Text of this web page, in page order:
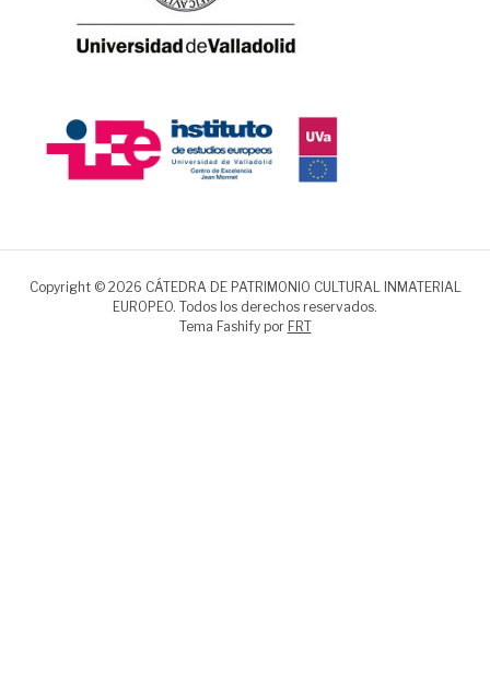
Copyright © 2026 CÁTEDRA DE PATRIMONIO CULTURAL INMATERIAL
EUROPEO. Todos los derechos reservados.
Tema Fashify por FRT